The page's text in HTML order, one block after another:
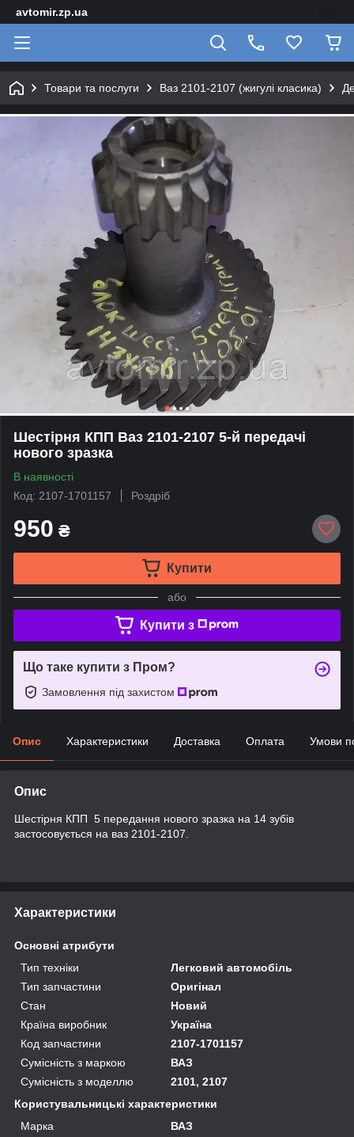
avtomir.zp.ua
Товари та послуги Ваз 2101-2107 (жигулі класика)
Шестірня КПП Ваз 2101-2107 5-й передачі
нового зразка
В наявності
Код: 2107-1701157
Роздріб
950 ₴
Купити
або
Купити з
Що таке купити з Пром?
Замовлення під захистом
Опис Характеристики Доставка Оплата Умови
Опис
Шестірня КПП 5 передання нового зразка на 14 зубів
застосовується на ваз 2101-2107.
Характеристики
Основні атрибути
Тип техніки
Легковий автомобіль
Тип запчастини
Оригінал
Стан
Новий
Країна виробник
Україна
Код запчастини
2107-1701157
Сумісність з маркою
ВАЗ
Сумісність з моделлю
2101, 2107
Користувальницькі характеристики
Марка
ВАЗ